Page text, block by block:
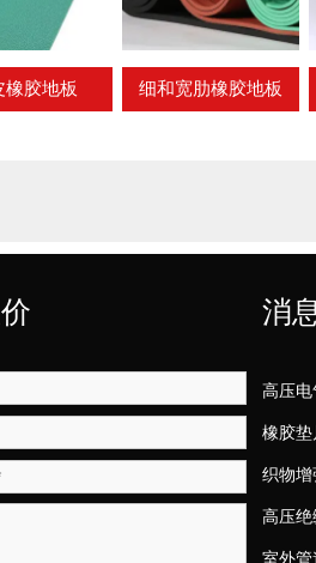
橡胶地板 细和宽肋橡胶地板
消
高压
橡胶垫
织物
高压绝
室外